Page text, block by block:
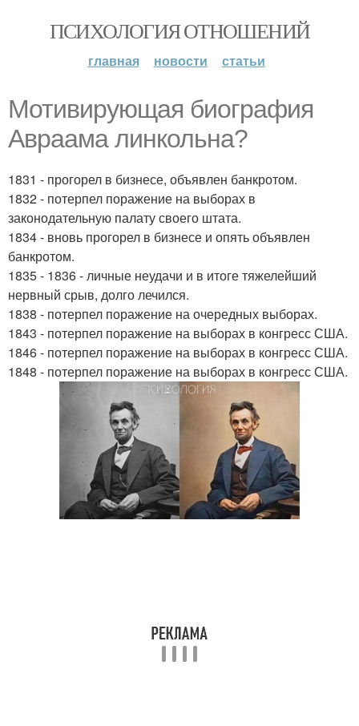
ПСИХОЛОГИЯ ОТНОШЕНИЙ
главная новости статьи
Мотивирующая биография
Авраама линкольна?
1831 - прогорел в бизнесе, объявлен банкротом.
1832 - потерпел поражение на выборах в
законодательную палату своего штата.
1834 - вновь прогорел в бизнесе и опять объявлен
банкротом.
1835 - 1836 - личные неудачи и в итоге тяжелейший
нервный срыв, долго лечился.
1838 - потерпел поражение на очередных выборах.
1843 - потерпел поражение на выборах в конгресс США.
1846 - потерпел поражение на выборах в конгресс США.
1848 - потерпел поражение на выборах в конгресс США.